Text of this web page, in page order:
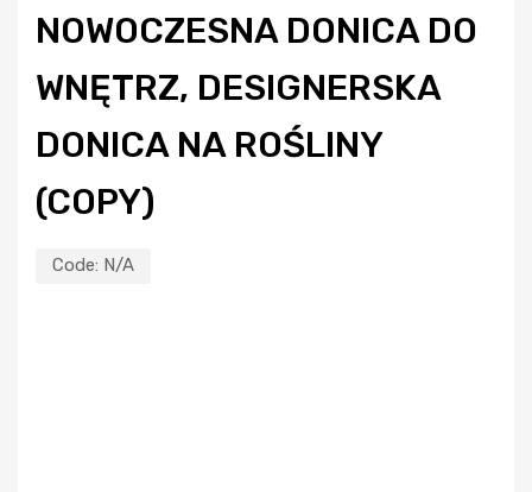
NOWOCZESNA DONICA DO
WNĘTRZ, DESIGNERSKA
DONICA NA ROŚLINY
(COPY)
Code: N/A